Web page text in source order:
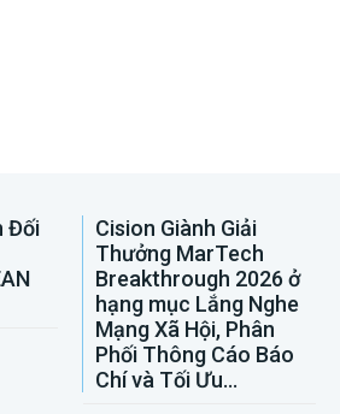
Đối
Cision Giành Giải
Thưởng MarTech
Breakthrough 2026 ở
hạng mục Lắng Nghe
Mạng Xã Hội, Phân
Phối Thông Cáo Báo
Chí và Tối Ưu...